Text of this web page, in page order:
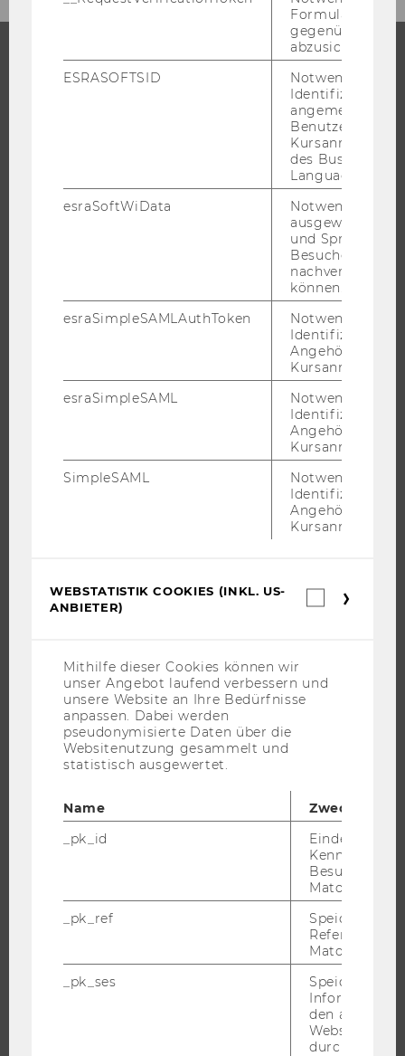
STUDIUM
INTERNATIONALE UND INCOMING EXCHANGE STUDIERENDE
ANGEBOTE FÜR SCHULEN UND STUDIENINTERESSIERTE
FORSCHUNGSPORTAL
ÜBER DIE WU
ORGANISATION
WIRTSCHAFT UND GESELLSCHAFT
CAMPUS
EVENTS ARCHIV
gegenüber
abzusichern.
ESRASOFTSID
Notwendig zur
Identifizierung
angemeldeten
Benutzers im
des Business
Language
esraSoftWiData
Notwendig um
ausgewählte
und
Besuchers
nachverfolgen
können.
esraSimpleSAMLAuthToken
Notwendig zur
Identifizierung
Angehörige/r für
Kursanmeldung.
esraSimpleSAML
Notwendig zur
Identifizierung
Angehörige/r für
Kursanmeldung.
SimpleSAML
Notwendig zur
Identifizierung
Angehörige/r für
Kursanmeldung.
WEBSTATISTIK COOKIES (INKL. US-
ANBIETER)
Mithilfe dieser Cookies können wir
unser Angebot laufend verbessern und
unsere Website an Ihre Bedürfnisse
anpassen. Dabei werden
pseudonymisierte Daten über die
Websitenutzung gesammelt und
statistisch ausgewertet.
Name
Zweck
_pk_id
Eindeutige
Besuchers
Matomo.
_pk_ref
Speicherung
Referrers
Matomo.
_pk_ses
Speicherung
den aktuellen
durch